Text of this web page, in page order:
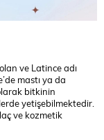
ve Latince adı
mastı ya da
bitkinin
yetişebilmektedir.
ve kozmetik